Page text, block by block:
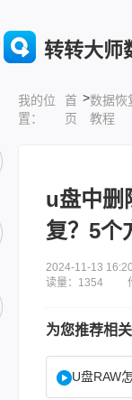
转转大师
我的位
置：
首
页
>数据恢
教程
u盘中删
复？5个
2024-11-13
读量：1354 作
为您推荐相
U盘RAW